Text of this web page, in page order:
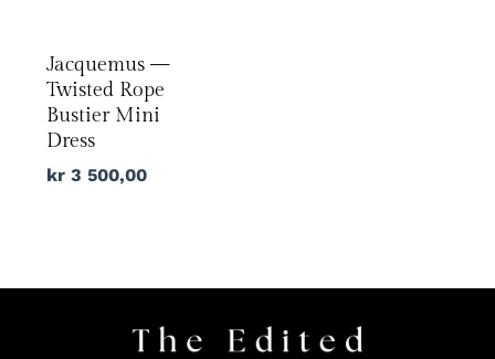
Jacquemus —
Twisted Rope
Bustier Mini
Dress
kr3 500,00